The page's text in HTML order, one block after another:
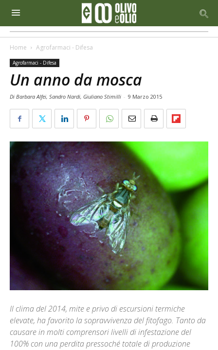
Home Agrofarmaci - Difesa
Agrofarmaci - Difesa
Un anno da mosca
Di Barbara Alfei, Sandro Nardi, Giuliano Stimilli - 9 Marzo 2015
Il clima del 2014, mite e privo di escursioni termiche
elevate, ha favorito la sopravvivenza del fitofago. Tanto da
causare in molti comprensori livelli di infestazione del
100% con una perdita pressoché totale di produzione